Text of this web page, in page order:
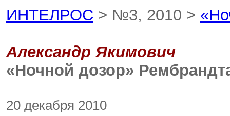
ИНТЕЛРОС > №3, 2010 >
Александр Якимович
«Ночной дозор»
20 декабря 2010